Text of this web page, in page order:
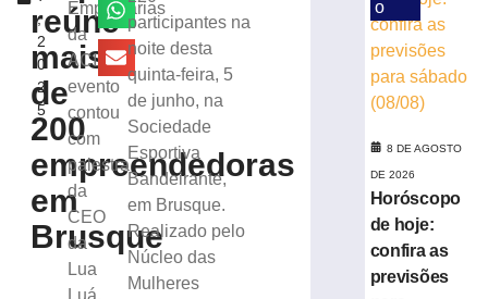
,
2
0
2
5
reúne
mais
de
200
empreendedoras
em
Brusque
Empresárias
da
ACIBr,
evento
contou
com
palestra
da
CEO
da
Lua
Luá,
participantes na
noite desta
quinta-feira, 5
de junho, na
Sociedade
Esportiva
Bandeirante,
em Brusque.
Realizado pelo
Núcleo das
Mulheres
para
sábado
(08/08)
o
8 DE AGOSTO
DE 2026
Horóscopo
de hoje:
confira as
previsões